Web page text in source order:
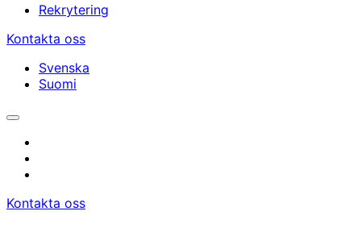
Rekrytering
Kontakta oss
Svenska
Suomi
Öppna/stäng
Kontakta oss